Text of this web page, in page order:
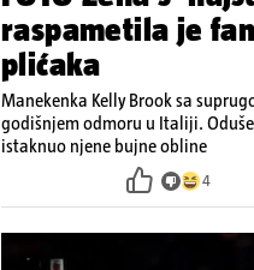
raspametila je
plićaka
Manekenka Kelly Brook sa
godišnjem odmoru u Italiji.
istaknuo njene bujne obline
4